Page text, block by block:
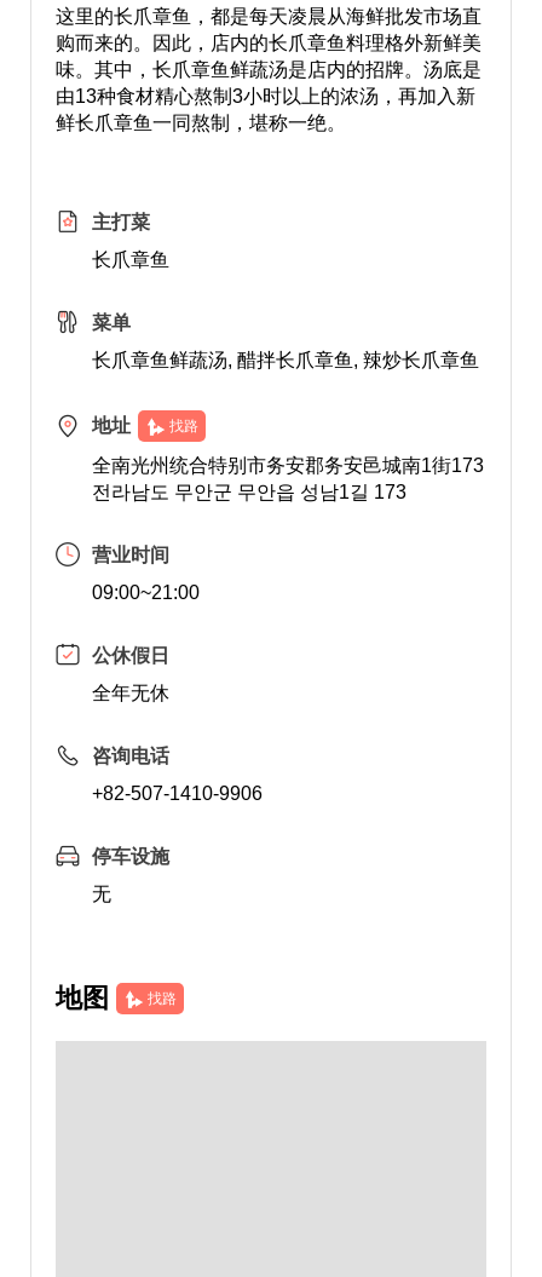
这里的长爪章鱼，都是每天凌晨从海鲜批发市场直
购而来的。因此，店内的长爪章鱼料理格外新鲜美
味。其中，长爪章鱼鲜蔬汤是店内的招牌。汤底是
由13种食材精心熬制3小时以上的浓汤，再加入新
鲜长爪章鱼一同熬制，堪称一绝。
主打菜
长爪章鱼
菜单
长爪章鱼鲜蔬汤, 醋拌长爪章鱼, 辣炒长爪章鱼
地址 找路
全南光州统合特别市务安郡务安邑城南1街173
전라남도 무안군 무안읍 성남1길 173
营业时间
09:00~21:00
公休假日
全年无休
咨询电话
+82-507-1410-9906
停车设施
无
地图 找路